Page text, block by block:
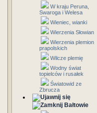
W kraju Peruna,
Swaroga i Welesa
Wieniec, wianki
Wierzenia Słowian
Wierzenia plemion
prapolskich
Wilcze plemię
Wodny świat
topielców i rusałek
Światowid ze
Zbrucza
Bałtowie